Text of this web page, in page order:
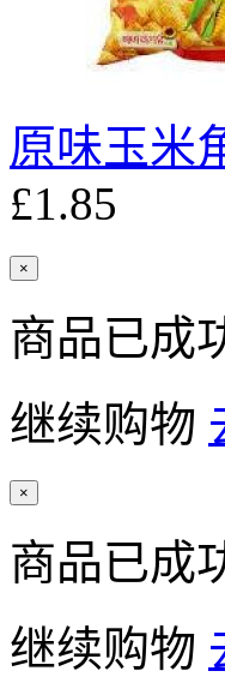
原味玉米
£1.85
×
商品已成
继续购物
×
商品已成
继续购物